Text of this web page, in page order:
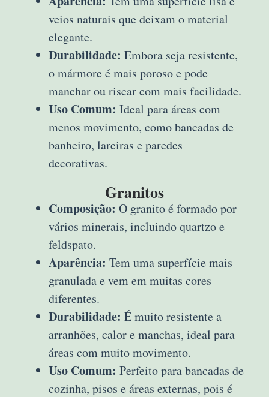
veios naturais que deixam o material
elegante.
Durabilidade: Embora seja resistente,
o mármore é mais poroso e pode
manchar ou riscar com mais facilidade.
Uso Comum: Ideal para áreas com
menos movimento, como bancadas de
banheiro, lareiras e paredes
decorativas.
Granitos
Composição: O granito é formado por
vários minerais, incluindo quartzo e
feldspato.
Aparência: Tem uma superfície mais
granulada e vem em muitas cores
diferentes.
Durabilidade: É muito resistente a
arranhões, calor e manchas, ideal para
áreas com muito movimento.
Uso Comum: Perfeito para bancadas de
cozinha, pisos e áreas externas, pois é